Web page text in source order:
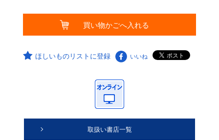
ほしいものリストに登録 いいね
取扱い書店一覧